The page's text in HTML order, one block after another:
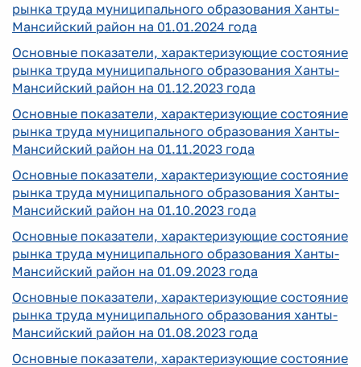
рынка труда муниципального образования Ханты-
Мансийский район на 01.01.2024 года
Основные показатели, характеризующие состояние
рынка труда муниципального образования Ханты-
Мансийский район на 01.12.2023 года
Основные показатели, характеризующие состояние
рынка труда муниципального образования Ханты-
Мансийский район на 01.11.2023 года
Основные показатели, характеризующие состояние
рынка труда муниципального образования Ханты-
Мансийский район на 01.10.2023 года
Основные показатели, характеризующие состояние
рынка труда муниципального образования Ханты-
Мансийский район на 01.09.2023 года
Основные показатели, характеризующие состояние
рынка труда муниципального образования ханты-
Мансийский район на 01.08.2023 года
Основные показатели, характеризующие состояние